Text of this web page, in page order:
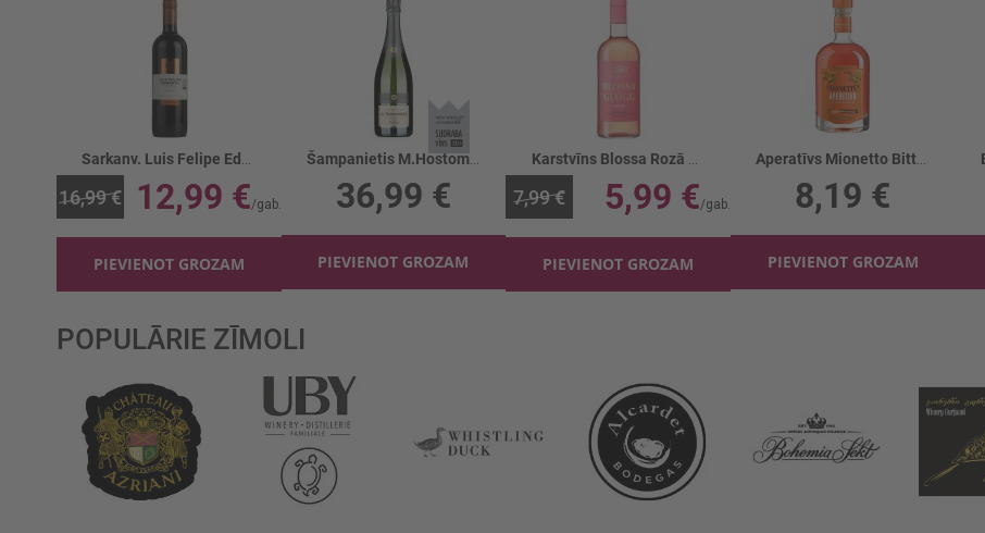
Sarkanv. Luis Felipe Edwards Shiraz 13.5%
16,99 € 12,99 €
PIEVIENOT GROZAM
Šampanietis M.Hostomme Tradition 12%
36,99 €
PIEVIENOT GROZAM
Karstvīns Blossa Rozā 10%
7,99 € 5,99 €
PIEVIENOT GROZAM
Aperatīvs Mionetto Bitter 11%
8,19 €
PIEVIENOT GROZAM
POPULĀRIE ZĪMOLI